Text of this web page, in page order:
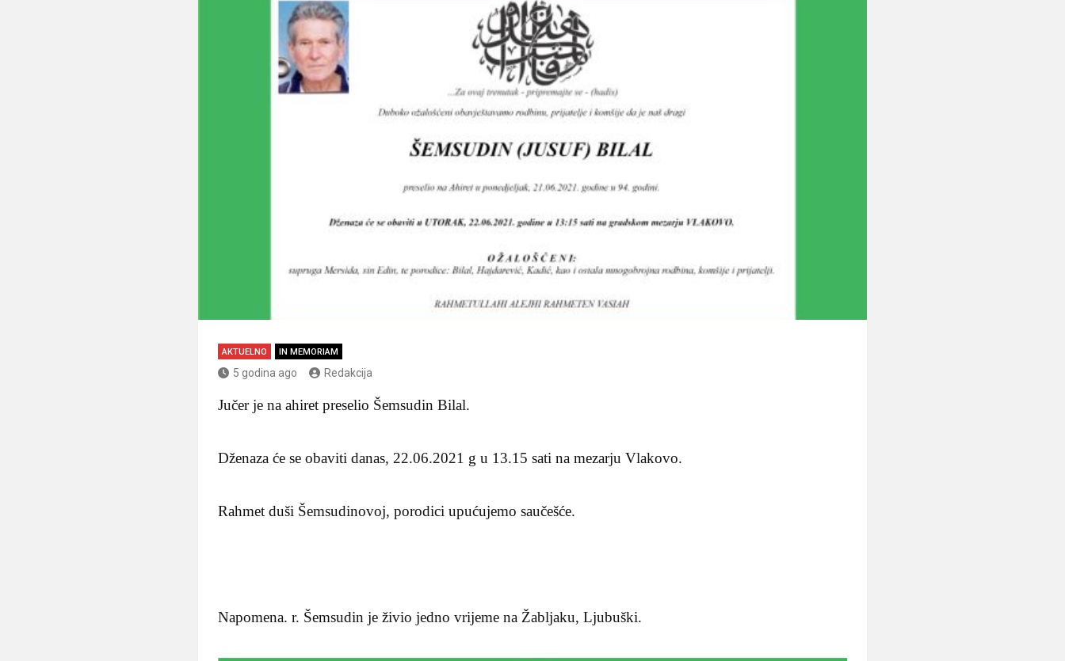
AKTUELNO IN MEMORIAM
5 godina ago Redakcija
Jučer je na ahiret preselio Šemsudin Bilal.
Dženaza će se obaviti danas, 22.06.2021 g u 13.15 sati na mezarju Vlakovo.
Rahmet duši Šemsudinovoj, porodici upućujemo saučešće.
Napomena. r. Šemsudin je živio jedno vrijeme na Žabljaku, Ljubuški.